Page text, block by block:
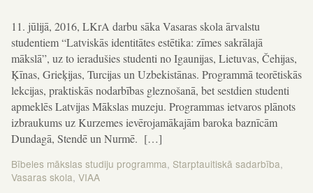
11. jūlijā, 2016, LKrA darbu sāka Vasaras skola ārvalstu
studentiem “Latviskās identitātes estētika: zīmes sakrālajā
mākslā”, uz to ieradušies studenti no Igaunijas, Lietuvas, Čehijas,
Ķīnas, Grieķijas, Turcijas un Uzbekistānas. Programmā teorētiskās
lekcijas, praktiskās nodarbības gleznošanā, bet sestdien studenti
apmeklēs Latvijas Mākslas muzeju. Programmas ietvaros plānots
izbraukums uz Kurzemes ievērojamākajām baroka baznīcām
Dundagā, Stendē un Nurmē. […]
Bībeles mākslas studiju programma, Starptauitiskā sadarbība,
Vasaras skola, VIAA